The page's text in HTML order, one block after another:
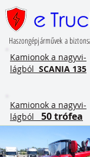
Haszongépjárművek a
​Kamionok a nagyvi-
lágból SCANIA 135
​Kamionok a nagyvi-
lágból
50 trófea